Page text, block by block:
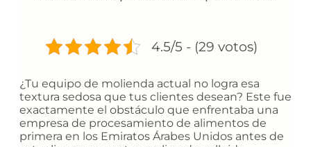
4.5/5 - (29 votos)
¿Tu equipo de molienda actual no logra esa
textura sedosa que tus clientes desean? Este fue
exactamente el obstáculo que enfrentaba una
empresa de procesamiento de alimentos de
primera en los Emiratos Árabes Unidos antes de